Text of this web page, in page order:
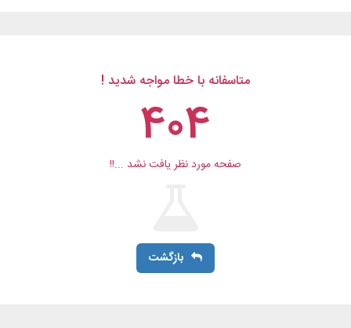
متاسفانه با خطا مواجه شدید !
404
صفحه مورد نظر یافت نشد ...!!
بازگشت